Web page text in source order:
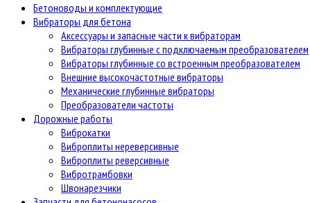
Бетоноводы и комплектующие
Вибраторы для бетона
Аксессуары и запасные части к вибраторам
Вибраторы глубинные с подключаемым преобразователем
Вибраторы глубинные со встроенным преобразователем
Внешние высокочастотные вибраторы
Механические глубинные вибраторы
Преобразователи частоты
Дорожные работы
Виброкатки
Виброплиты нереверсивные
Виброплиты реверсивные
Вибротрамбовки
Швонарезчики